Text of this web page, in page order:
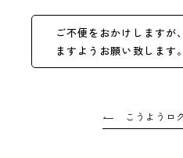
ご不便をおかけしますが
ますようお願い致します。
こうようロ